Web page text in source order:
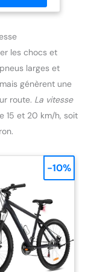
les chocs et
larges et
génèrent une
route. La vitesse
15 et 20 km/h, soit
-10%